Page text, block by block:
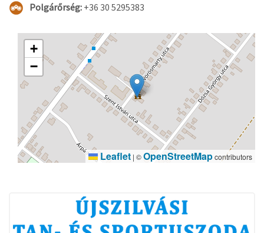
Polgárőrség: +36 30 5295383
+
−
Leaflet | ©OpenStreetMapcontributors